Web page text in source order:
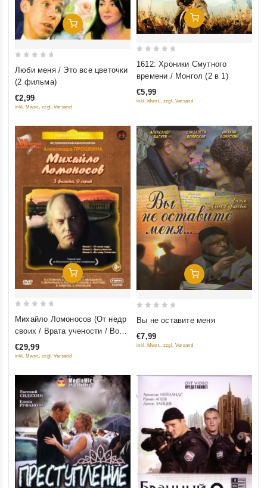
Добавить В Корзину
5
Люби меня / Это все цветочки
(2 фильма)
€2,99
inkl. Mwst., zzgl. Versand
Добавить В Корзину
5
1612: Хроники Смутного
времени / Монгол (2 в 1)
€5,99
inkl. Mwst., zzgl. Versand
Добавить В Корзину
5
Михайло Ломоносов (От недр
своих / Врата учености / Во
славу отечества) (3 фильма, 9
серий) (3 DVD)
€29,99
inkl. Mwst., zzgl. Versand
Добавить В Корзину
of
Вы не оставите меня
€7,99
inkl. Mwst., zzgl. Versand